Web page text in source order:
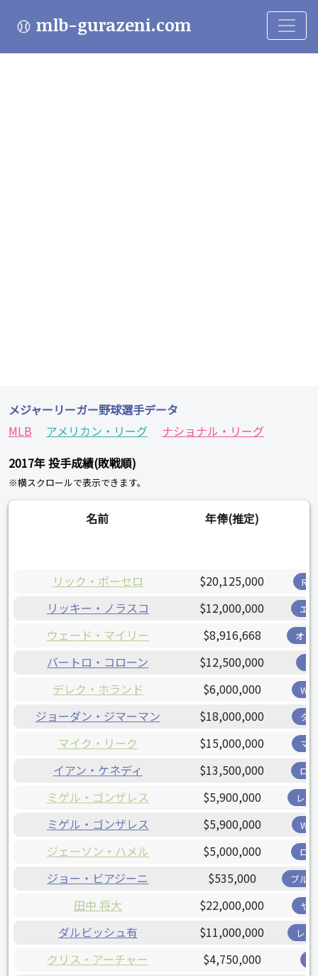
mlb-gurazeni.com
メジャーリーガー野球選手データ
MLB
アメリカン・リーグ
ナショナル・リーグ
2017年 投手成績(敗戦順)
※横スクロールで表示できます。
名前 年俸(推定)
リック・ポーセロ $20,125,000 R
リッキー・ノラスコ $12,000,000 エ
ウェード・マイリー $8,916,668 オリ
バートロ・コローン $12,500,000 ツ
デレク・ホランド $6,000,000 W
ジョーダン・ジマーマン $18,000,000 タ
マイク・リーク $15,000,000 マ
イアン・ケネディ $13,500,000 ロ
ミゲル・ゴンザレス $5,900,000 レン
ミゲル・ゴンザレス $5,900,000 W
ジェーソン・ハメル $5,000,000 ロ
ジョー・ビアジーニ $535,000 ブル
田中 将大 $22,000,000 ヤ
ダルビッシュ有 $11,000,000 レン
クリス・アーチャー $4,750,000